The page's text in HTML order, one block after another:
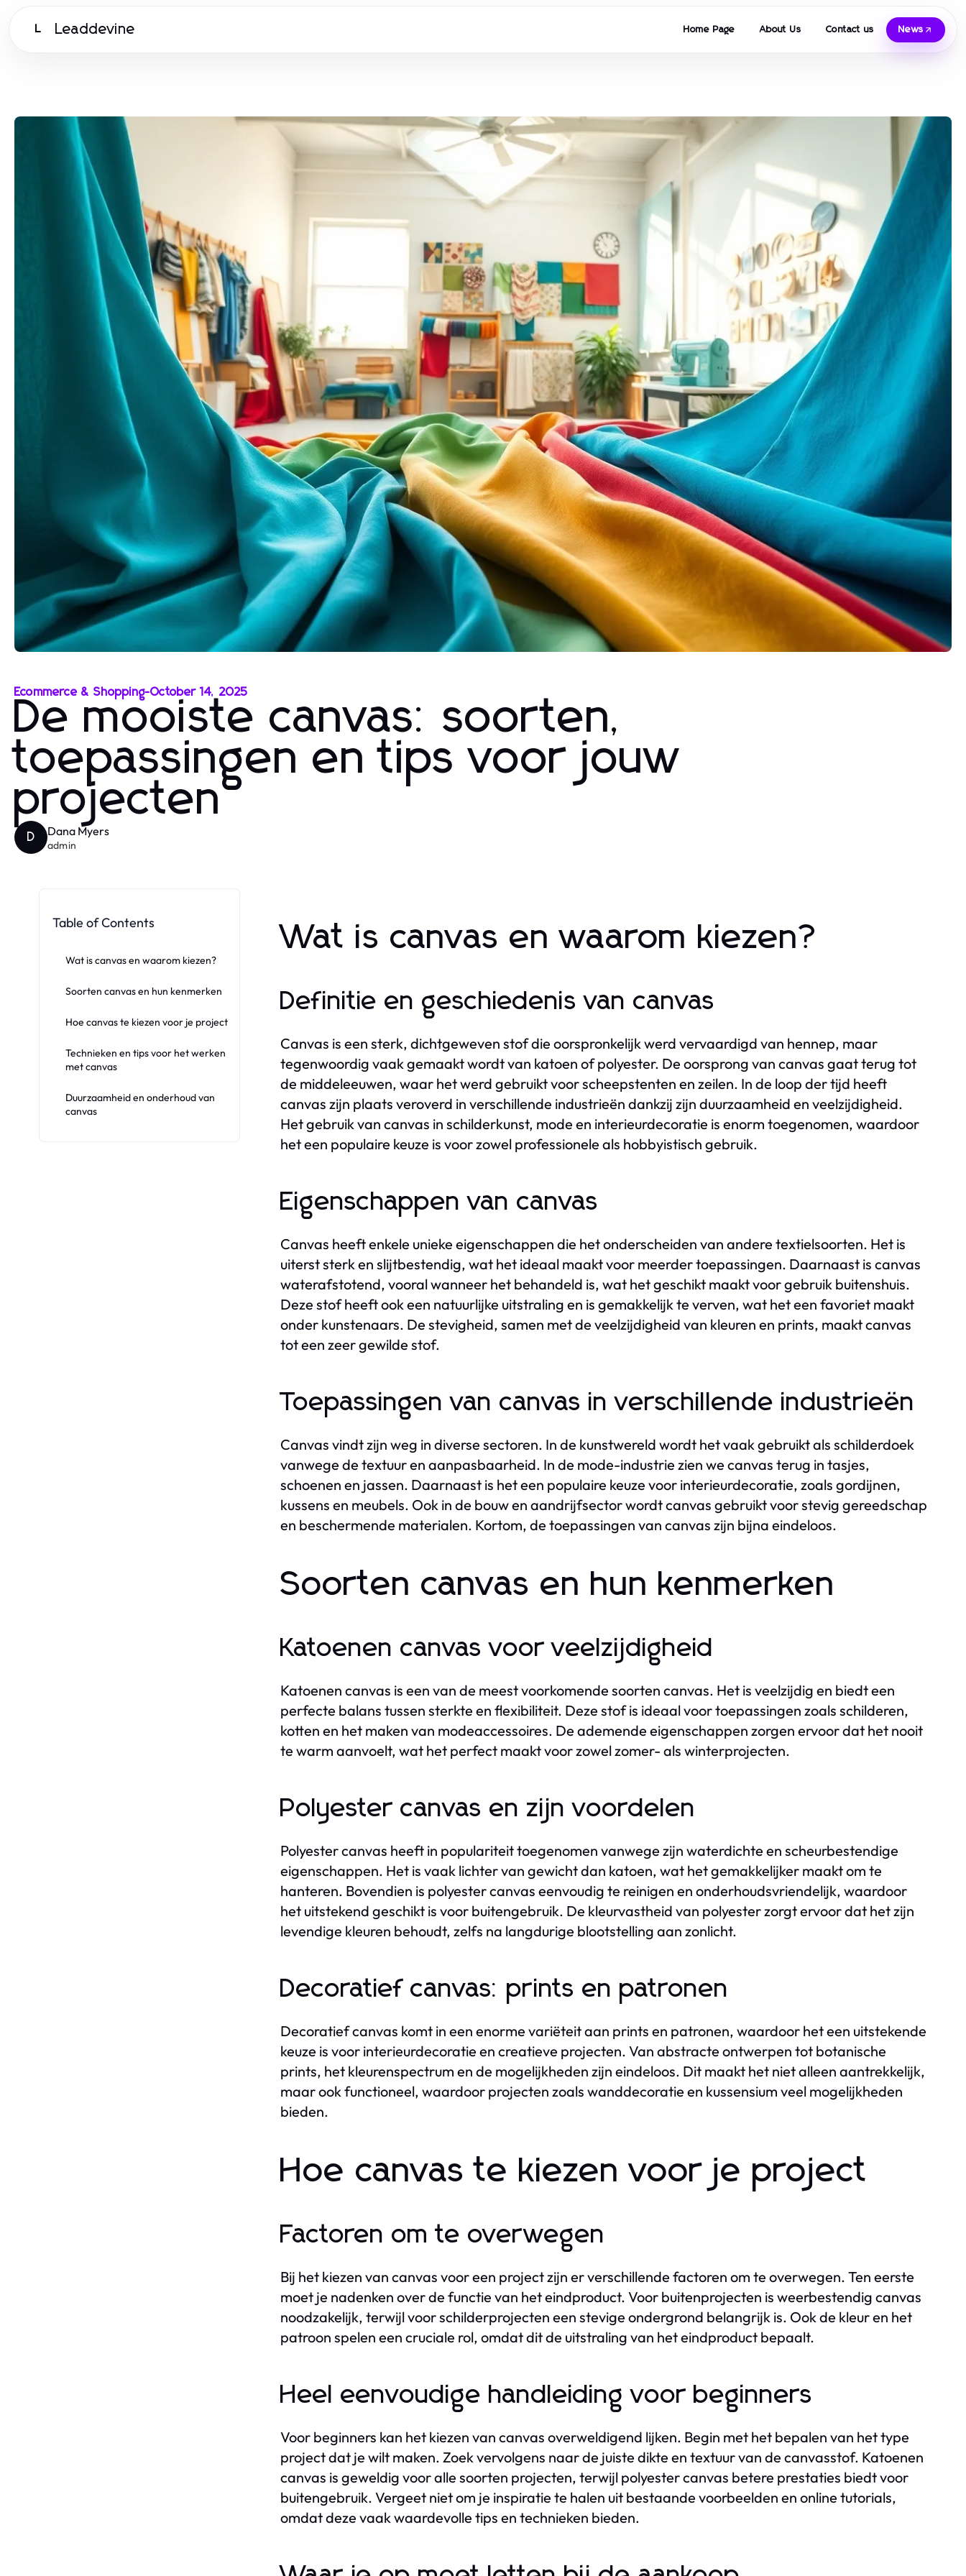
L Leaddevine Home Page About Us Contact us News
Ecommerce & Shopping-October 14, 2025
De mooiste canvas: soorten,
toepassingen en tips voor jouw
projecten
D Dana Myers
admin
Table of Contents
Wat is canvas en waarom kiezen?
Soorten canvas en hun kenmerken
Hoe canvas te kiezen voor je project
Technieken en tips voor het werken
met canvas
Duurzaamheid en onderhoud van
canvas
Wat is canvas en waarom kiezen?
Definitie en geschiedenis van canvas
Canvas is een sterk, dichtgeweven stof die oorspronkelijk werd vervaardigd van hennep, maar
tegenwoordig vaak gemaakt wordt van katoen of polyester. De oorsprong van canvas gaat terug tot
de middeleeuwen, waar het werd gebruikt voor scheepstenten en zeilen. In de loop der tijd heeft
canvas zijn plaats veroverd in verschillende industrieën dankzij zijn duurzaamheid en veelzijdigheid.
Het gebruik van canvas in schilderkunst, mode en interieurdecoratie is enorm toegenomen, waardoor
het een populaire keuze is voor zowel professionele als hobbyistisch gebruik.
Eigenschappen van canvas
Canvas heeft enkele unieke eigenschappen die het onderscheiden van andere textielsoorten. Het is
uiterst sterk en slijtbestendig, wat het ideaal maakt voor meerder toepassingen. Daarnaast is canvas
waterafstotend, vooral wanneer het behandeld is, wat het geschikt maakt voor gebruik buitenshuis.
Deze stof heeft ook een natuurlijke uitstraling en is gemakkelijk te verven, wat het een favoriet maakt
onder kunstenaars. De stevigheid, samen met de veelzijdigheid van kleuren en prints, maakt canvas
tot een zeer gewilde stof.
Toepassingen van canvas in verschillende industrieën
Canvas vindt zijn weg in diverse sectoren. In de kunstwereld wordt het vaak gebruikt als schilderdoek
vanwege de textuur en aanpasbaarheid. In de mode-industrie zien we canvas terug in tasjes,
schoenen en jassen. Daarnaast is het een populaire keuze voor interieurdecoratie, zoals gordijnen,
kussens en meubels. Ook in de bouw en aandrijfsector wordt canvas gebruikt voor stevig gereedschap
en beschermende materialen. Kortom, de toepassingen van canvas zijn bijna eindeloos.
Soorten canvas en hun kenmerken
Katoenen canvas voor veelzijdigheid
Katoenen canvas is een van de meest voorkomende soorten canvas. Het is veelzijdig en biedt een
perfecte balans tussen sterkte en flexibiliteit. Deze stof is ideaal voor toepassingen zoals schilderen,
kotten en het maken van modeaccessoires. De ademende eigenschappen zorgen ervoor dat het nooit
te warm aanvoelt, wat het perfect maakt voor zowel zomer- als winterprojecten.
Polyester canvas en zijn voordelen
Polyester canvas heeft in populariteit toegenomen vanwege zijn waterdichte en scheurbestendige
eigenschappen. Het is vaak lichter van gewicht dan katoen, wat het gemakkelijker maakt om te
hanteren. Bovendien is polyester canvas eenvoudig te reinigen en onderhoudsvriendelijk, waardoor
het uitstekend geschikt is voor buitengebruik. De kleurvastheid van polyester zorgt ervoor dat het zijn
levendige kleuren behoudt, zelfs na langdurige blootstelling aan zonlicht.
Decoratief canvas: prints en patronen
Decoratief canvas komt in een enorme variëteit aan prints en patronen, waardoor het een uitstekende
keuze is voor interieurdecoratie en creatieve projecten. Van abstracte ontwerpen tot botanische
prints, het kleurenspectrum en de mogelijkheden zijn eindeloos. Dit maakt het niet alleen aantrekkelijk,
maar ook functioneel, waardoor projecten zoals wanddecoratie en kussensium veel mogelijkheden
bieden.
Hoe canvas te kiezen voor je project
Factoren om te overwegen
Bij het kiezen van canvas voor een project zijn er verschillende factoren om te overwegen. Ten eerste
moet je nadenken over de functie van het eindproduct. Voor buitenprojecten is weerbestendig canvas
noodzakelijk, terwijl voor schilderprojecten een stevige ondergrond belangrijk is. Ook de kleur en het
patroon spelen een cruciale rol, omdat dit de uitstraling van het eindproduct bepaalt.
Heel eenvoudige handleiding voor beginners
Voor beginners kan het kiezen van canvas overweldigend lijken. Begin met het bepalen van het type
project dat je wilt maken. Zoek vervolgens naar de juiste dikte en textuur van de canvasstof. Katoenen
canvas is geweldig voor alle soorten projecten, terwijl polyester canvas betere prestaties biedt voor
buitengebruik. Vergeet niet om je inspiratie te halen uit bestaande voorbeelden en online tutorials,
omdat deze vaak waardevolle tips en technieken bieden.